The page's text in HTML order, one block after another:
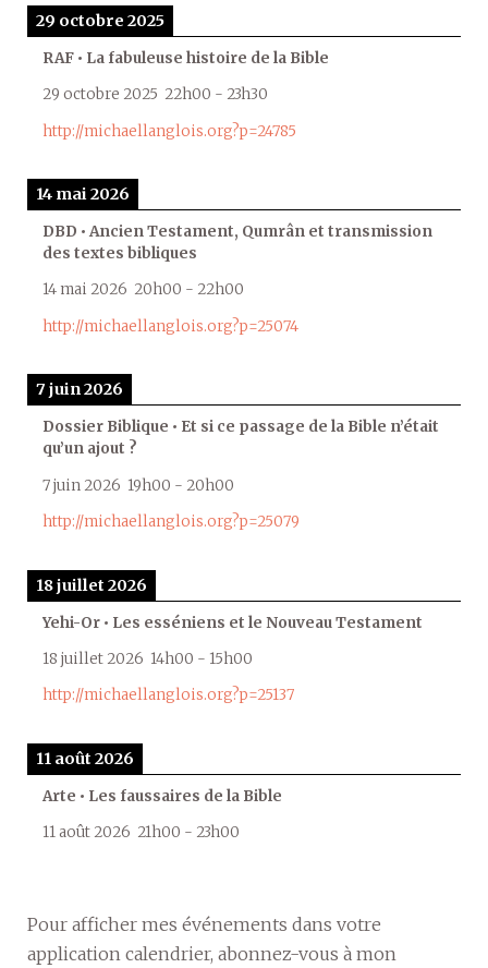
29 octobre 2025
RAF • La fabuleuse histoire de la Bible
29 octobre 2025 22h00 - 23h30
http://michaellanglois.org?p=24785
14 mai 2026
DBD • Ancien Testament, Qumrân et transmission
des textes bibliques
14 mai 2026 20h00 - 22h00
http://michaellanglois.org?p=25074
7 juin 2026
Dossier Biblique • Et si ce passage de la Bible n’était
qu’un ajout ?
7 juin 2026 19h00 - 20h00
http://michaellanglois.org?p=25079
18 juillet 2026
Yehi-Or • Les esséniens et le Nouveau Testament
18 juillet 2026 14h00 - 15h00
http://michaellanglois.org?p=25137
11 août 2026
Arte • Les faussaires de la Bible
11 août 2026 21h00 - 23h00
Pour afficher mes événements dans votre
application calendrier, abonnez-vous à mon